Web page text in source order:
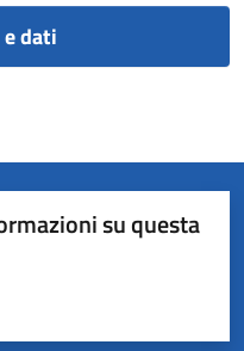
dati
su questa
5